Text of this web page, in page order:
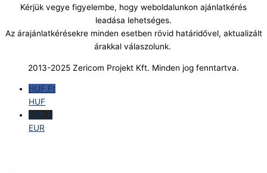
Kérjük vegye figyelembe, hogy weboldalunkon ajánlatkérés
leadása lehetséges.
Az árajánlatkérésekre minden esetben rövid határidővel, aktualizált
árakkal válaszolunk.
2013-2025 Zericom Projekt Kft. Minden jog fenntartva.
HUF Ft
HUF
EUR €
EUR